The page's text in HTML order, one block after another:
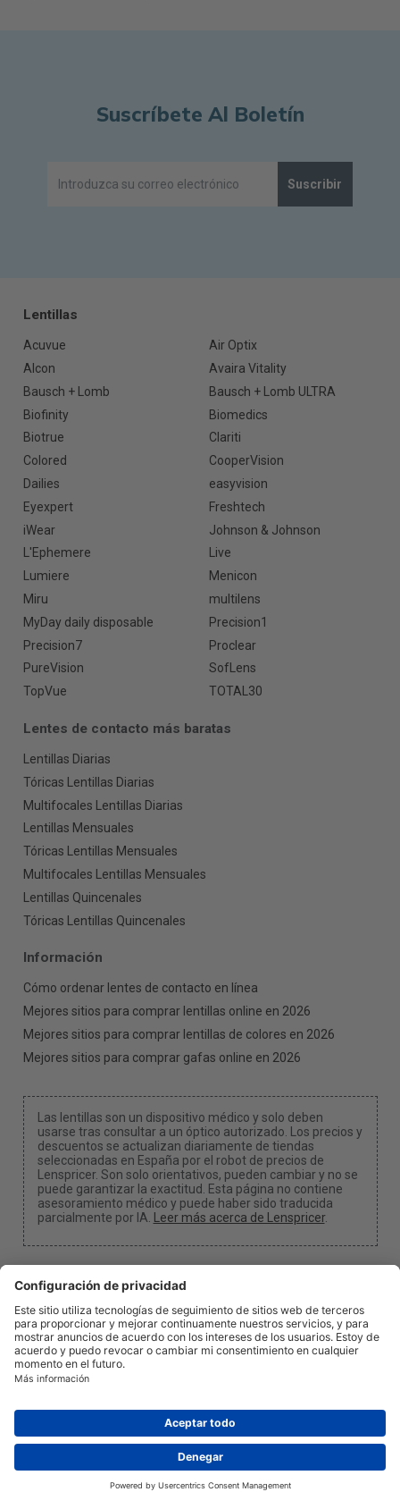
Suscríbete Al Boletín
Suscribir
Lentillas
Acuvue
Air Optix
Alcon
Avaira Vitality
Bausch + Lomb
Bausch + Lomb ULTRA
Biofinity
Biomedics
Biotrue
Clariti
Colored
CooperVision
Dailies
easyvision
Eyexpert
Freshtech
iWear
Johnson & Johnson
L'Ephemere
Live
Lumiere
Menicon
Miru
multilens
MyDay daily disposable
Precision1
Precision7
Proclear
PureVision
SofLens
TopVue
TOTAL30
Lentes de contacto más baratas
Lentillas Diarias
Tóricas Lentillas Diarias
Multifocales Lentillas Diarias
Lentillas Mensuales
Tóricas Lentillas Mensuales
Multifocales Lentillas Mensuales
Lentillas Quincenales
Tóricas Lentillas Quincenales
Información
Cómo ordenar lentes de contacto en línea
Mejores sitios para comprar lentillas online en 2026
Mejores sitios para comprar lentillas de colores en 2026
Mejores sitios para comprar gafas online en 2026
Las lentillas son un dispositivo médico y solo deben
usarse tras consultar a un óptico autorizado. Los precios y
descuentos se actualizan diariamente de tiendas
seleccionadas en España por el robot de precios de
Lenspricer. Son solo orientativos, pueden cambiar y no se
puede garantizar la exactitud. Esta página no contiene
asesoramiento médico y puede haber sido traducida
parcialmente por IA. Leer más acerca de Lenspricer.
Configuración de cookies
Podemos recibir una comisión si utilizas uno de
nuestros enlaces para realizar una compra.
Acerca deNoticiasInformaciónPrivacidadLegal
info@lenspricer.es
DK44428156